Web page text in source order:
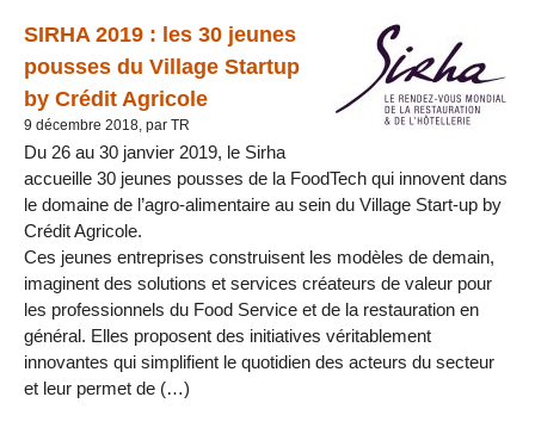
SIRHA 2019 : les 30 jeunes
pousses du Village Startup
by Crédit Agricole
9 décembre 2018, par TR
Du 26 au 30 janvier 2019, le Sirha
accueille 30 jeunes pousses de la FoodTech qui innovent dans
le domaine de l’agro-alimentaire au sein du Village Start-up by
Crédit Agricole.
Ces jeunes entreprises construisent les modèles de demain,
imaginent des solutions et services créateurs de valeur pour
les professionnels du Food Service et de la restauration en
général. Elles proposent des initiatives véritablement
innovantes qui simplifient le quotidien des acteurs du secteur
et leur permet de (…)